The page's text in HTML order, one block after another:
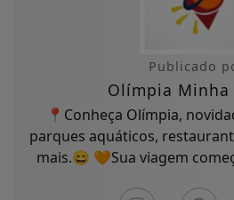
Publicado
Olímpia Minha
📍Conheça Olímpia,
parques aquáticos,
mais.😄 🧡Sua viagem